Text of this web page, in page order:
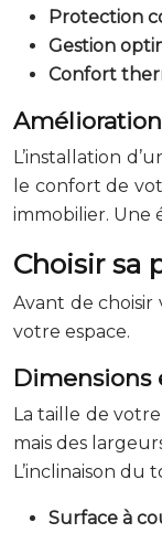
Protection
Gestion
Confort
L’installation
le confort de
immobilier. Une
Choisir sa
Avant de
votre espace.
Dimensions
La taille de
mais des
L’inclinaison
Surface à